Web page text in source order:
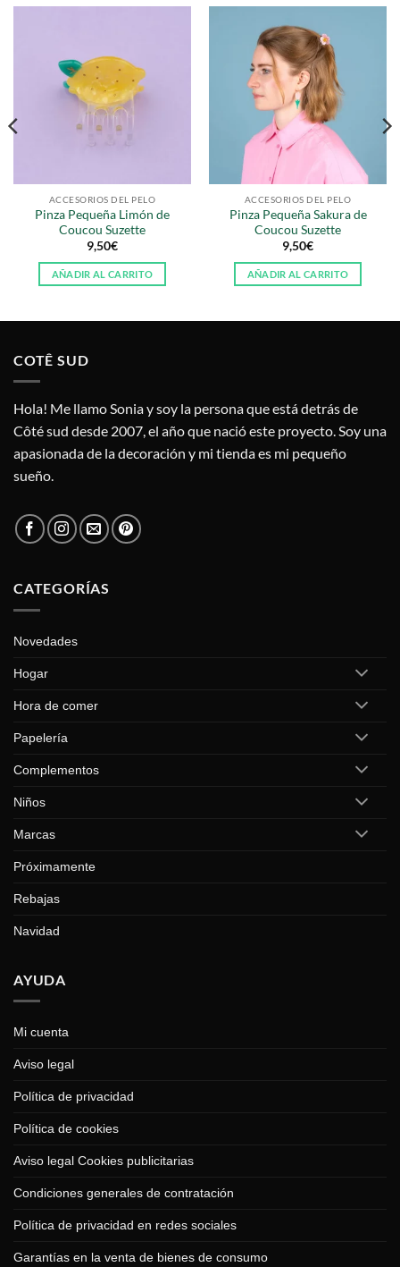
ACCESORIOS DEL PELO
Pinza Pequeña Limón de
Coucou Suzette
9,50€
AÑADIR AL CARRITO
ACCESORIOS DEL PELO
Pinza Pequeña Sakura de
Coucou Suzette
9,50€
AÑADIR AL CARRITO
COTÊ SUD
Hola! Me llamo Sonia y soy la persona que está detrás de
Côté sud desde 2007, el año que nació este proyecto. Soy una
apasionada de la decoración y mi tienda es mi pequeño
sueño.
CATEGORÍAS
Novedades
Hogar
Hora de comer
Papelería
Complementos
Niños
Marcas
Próximamente
Rebajas
Navidad
AYUDA
Mi cuenta
Aviso legal
Política de privacidad
Política de cookies
Aviso legal Cookies publicitarias
Condiciones generales de contratación
Política de privacidad en redes sociales
Garantías en la venta de bienes de consumo